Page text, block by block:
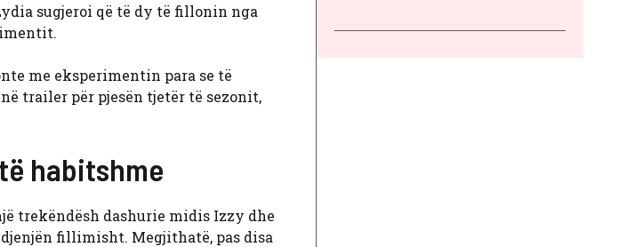
sugjeroi që të dy të fillonin nga
me eksperimentin para se të
trailer për pjesën tjetër të sezonit,
habitshme
trekëndësh dashurie midis Izzy dhe
fillimisht. Megjithatë, pas disa